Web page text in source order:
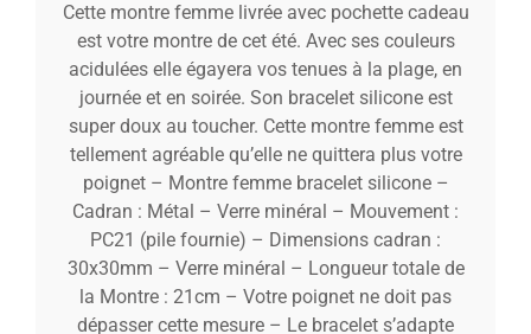
Cette montre femme livrée avec pochette cadeau
est votre montre de cet été. Avec ses couleurs
acidulées elle égayera vos tenues à la plage, en
journée et en soirée. Son bracelet silicone est
super doux au toucher. Cette montre femme est
tellement agréable qu’elle ne quittera plus votre
poignet – Montre femme bracelet silicone –
Cadran : Métal – Verre minéral – Mouvement :
PC21 (pile fournie) – Dimensions cadran :
30x30mm – Verre minéral – Longueur totale de
la Montre : 21cm – Votre poignet ne doit pas
dépasser cette mesure – Le bracelet s’adapte